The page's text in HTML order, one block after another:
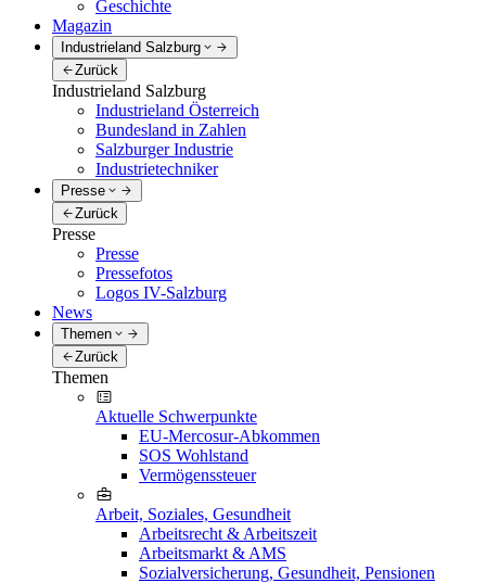
Geschichte
Magazin
Industrieland Salzburg
Zurück
Industrieland Salzburg
Industrieland Österreich
Bundesland in Zahlen
Salzburger Industrie
Industrietechniker
Presse
Zurück
Presse
Presse
Pressefotos
Logos IV-Salzburg
News
Themen
Zurück
Themen
Aktuelle Schwerpunkte
EU-Mercosur-Abkommen
SOS Wohlstand
Vermögenssteuer
Arbeit, Soziales, Gesundheit
Arbeitsrecht & Arbeitszeit
Arbeitsmarkt & AMS
Sozialversicherung, Gesundheit, Pensionen